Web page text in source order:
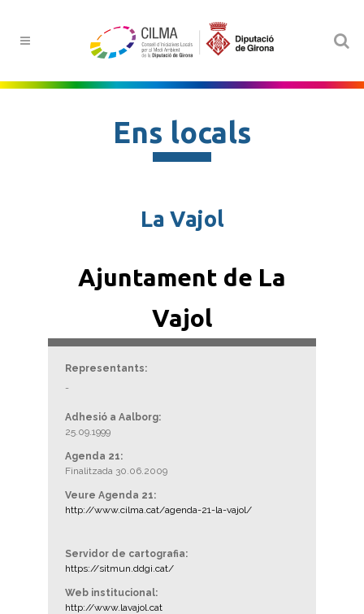
Ens locals
La Vajol
Ajuntament de La
Vajol
Representants:
-
Adhesió a Aalborg:
25.09.1999
Agenda 21:
Finalitzada 30.06.2009
Veure Agenda 21:
http://www.cilma.cat/agenda-21-la-vajol/
Servidor de cartografia:
https://sitmun.ddgi.cat/
Web institucional:
http://www.lavajol.cat